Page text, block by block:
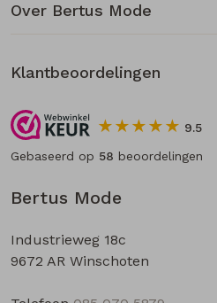
Bertus Mode
Industrieweg 18c
9672 AR Winschoten
Over Bertus Mode
Klantbeoordelingen
9.5
Gebaseerd op 58 beoordelingen